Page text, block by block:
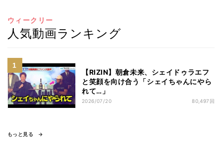
ウィークリー
人気動画ランキング
【RIZIN】朝倉未来、シェイドゥラエフ
と笑顔を向け合う「シェイちゃんにやら
れて…」
2026/07/20 80,497回
もっと見る